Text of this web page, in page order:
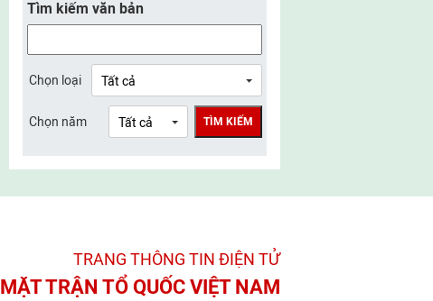
UBMTTQ Việt Nam tỉnh Nghệ An
UBMTTQ Việt Nam tỉnh Lào Cai
UBMTTQ Việt Nam tỉnh Thái Nguyên
UBMTTQ Việt Nam tỉnh Bắc Ninh
UBMTTQ Việt Nam tỉnh Ninh Bình
UBMTTQ Việt Nam tỉnh Quảng Trị
Tìm kiếm văn bản
Chọn loại
Chọn năm TÌM KIẾM
TRANG THÔNG TIN ĐIỆN TỬ­
MẶT TRẬN TỔ QUỐC VIỆT NAM